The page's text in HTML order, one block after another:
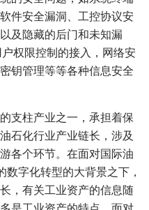
件安全漏洞、工控协议安
及隐藏的后门和未知漏
权限控制的接入，网络安
钥管理等等各种信息安全
支柱产业之一，承担着保
石化行业产业链长，涉及
各个环节。在面对国际油
数字化转型的大背景之下，
，有关工业资产的信息随